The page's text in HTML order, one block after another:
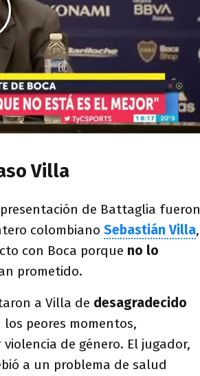
Villa
de Battaglia fueron
colombiano Sebastián Villa,
con Boca porque no lo
prometido.
a Villa de desagradecido
peores momentos,
de género. El jugador,
a un problema de salud